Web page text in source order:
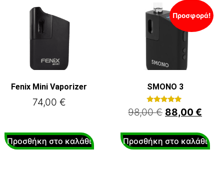
Fenix Mini Vaporizer
74,00 €
Προσθήκη στο καλάθι
Προσφορά!
SMONO 3
Βαθμολογήθηκε
με
98,00€ 88,00 €
Προσθήκη στο καλάθι